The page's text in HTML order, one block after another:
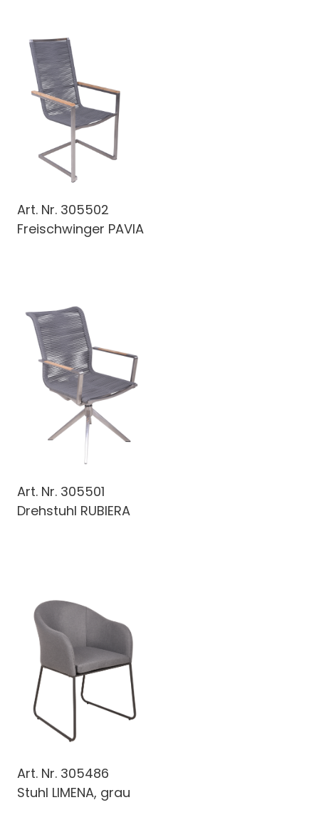
Art. Nr. 305502
Freischwinger PAVIA
Art. Nr. 305501
Drehstuhl RUBIERA
Art. Nr. 305486
Stuhl LIMENA, grau